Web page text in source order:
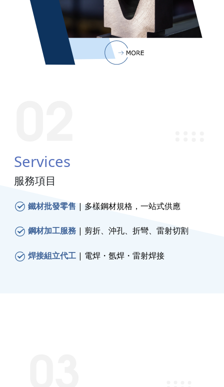
Services
服務項目
鐵材批發零售 | 多樣鋼材規格，一站式供應
鋼材加工服務 | 剪折、沖孔、折彎、雷射切割
焊接組立代工 | 電焊・氬焊・雷射焊接